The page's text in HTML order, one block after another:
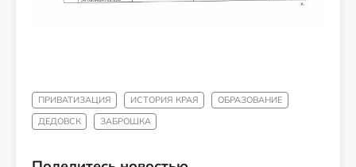
ПРИВАТИЗАЦИЯ ИСТОРИЯ КРАЯ
ОБРАЗОВАНИЕ
ДЕДОВСК
ЗАБРОШКА